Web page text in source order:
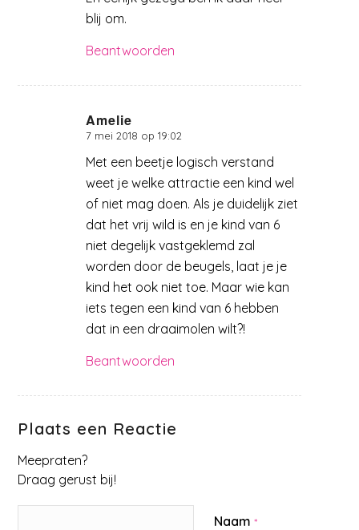
blij om.
Beantwoorden
Amelie
zegt:
7 mei 2018 op 19:02
Met een beetje logisch verstand
weet je welke attractie een kind wel
of niet mag doen. Als je duidelijk ziet
dat het vrij wild is en je kind van 6
niet degelijk vastgeklemd zal
worden door de beugels, laat je je
kind het ook niet toe. Maar wie kan
iets tegen een kind van 6 hebben
dat in een draaimolen wilt?!
Beantwoorden
Plaats een Reactie
Meepraten?
Draag gerust bij!
Naam*